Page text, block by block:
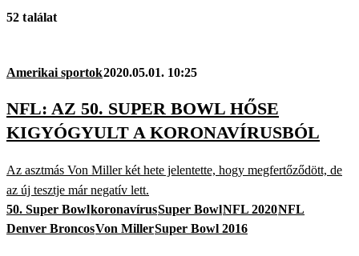
52 találat
Amerikai sportok2020.05.01. 10:25
NFL: AZ 50. SUPER BOWL HŐSE
KIGYÓGYULT A KORONAVÍRUSBÓL
Az asztmás Von Miller két hete jelentette, hogy megfertőződött, de
az új tesztje már negatív lett.
50. Super BowlkoronavírusSuper BowlNFL 2020NFL
Denver BroncosVon MillerSuper Bowl 2016